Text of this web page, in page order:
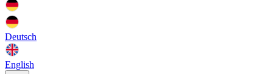
Deutsch
English